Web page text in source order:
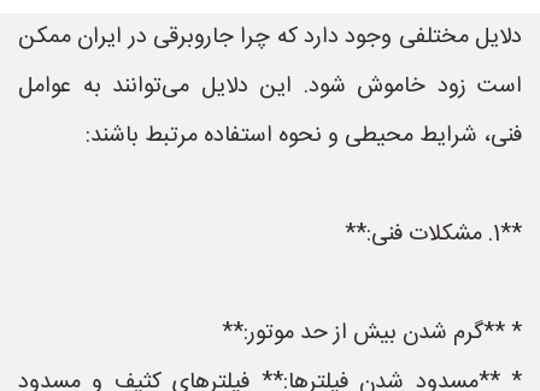
دلایل مختلفی وجود دارد که چرا جاروبرقی در ایران ممکن
است زود خاموش شود. این دلایل می‌توانند به عوامل
فنی، شرایط محیطی و نحوه استفاده مرتبط باشند:
**1. مشکلات فنی:**
* **گرم شدن بیش از حد موتور:**
* **مسدود شدن فیلترها:** فیلترهای کثیف و مسدود